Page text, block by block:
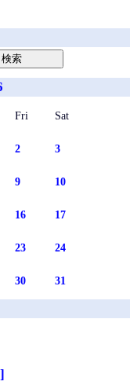
Fri Sat
2 3
9 10
16 17
23 24
30 31